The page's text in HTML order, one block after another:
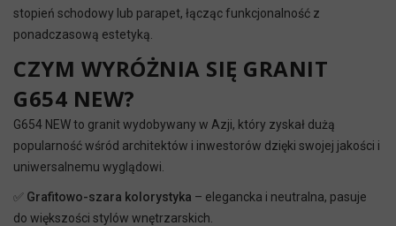
stopień schodowy lub parapet, łącząc funkcjonalność z
ponadczasową estetyką.
CZYM WYRÓŻNIA SIĘ GRANIT
G654 NEW?
G654 NEW to granit wydobywany w Azji, który zyskał dużą
popularność wśród architektów i inwestorów dzięki swojej jakości i
uniwersalnemu wyglądowi.
✅ Grafitowo-szara kolorystyka – elegancka i neutralna, pasuje
do większości stylów wnętrzarskich.